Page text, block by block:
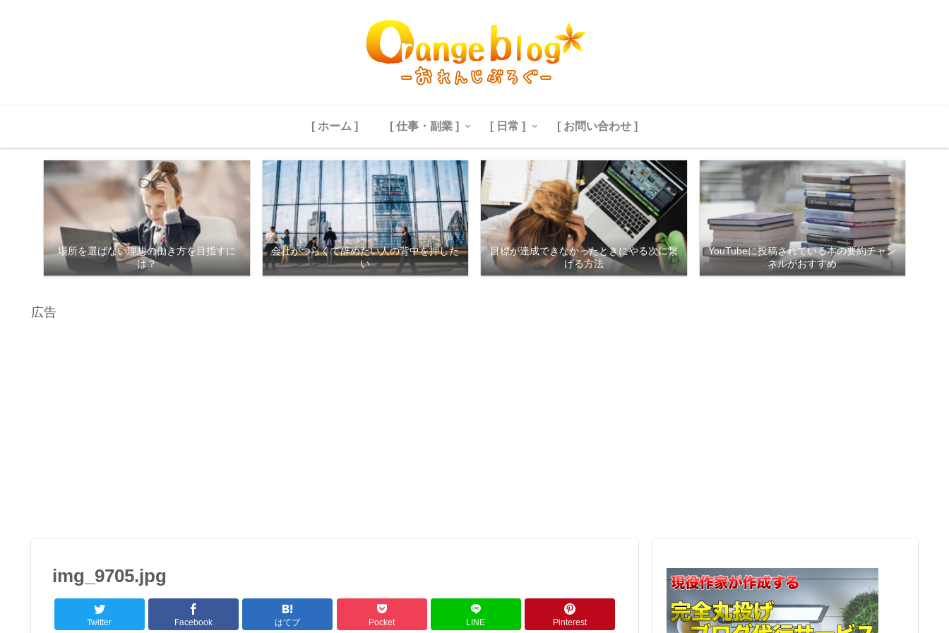
[ ホーム ] [ 仕事・副業 ] [ 日常 ] [ お問い合わせ ]
場所を選ばない理想の働き方を目指すに
は？
会社がつらくて辞めたい人の背中を押した
い
目標が達成できなかったときにやる次に繋
げる方法
YouTubeに投稿されている本の要約チャン
ネルがおすすめ
広告
img_9705.jpg
Twitter Facebook はてブ Pocket LINE Pinterest